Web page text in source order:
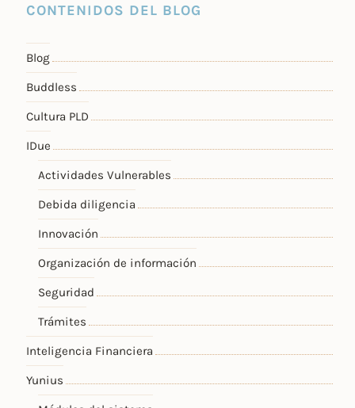
CONTENIDOS DEL BLOG
Blog
Buddless
Cultura PLD
IDue
Actividades Vulnerables
Debida diligencia
Innovación
Organización de información
Seguridad
Trámites
Inteligencia Financiera
Yunius